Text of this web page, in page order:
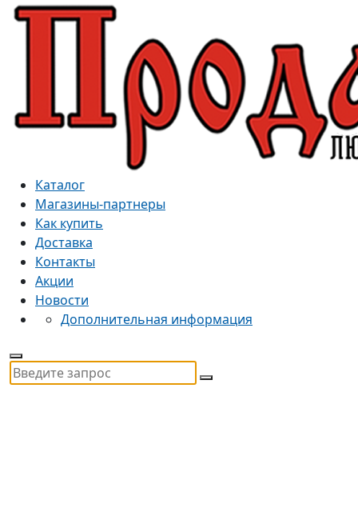
Каталог
Магазины-партнеры
Как купить
Доставка
Контакты
Акции
Новости
Дополнительная информация